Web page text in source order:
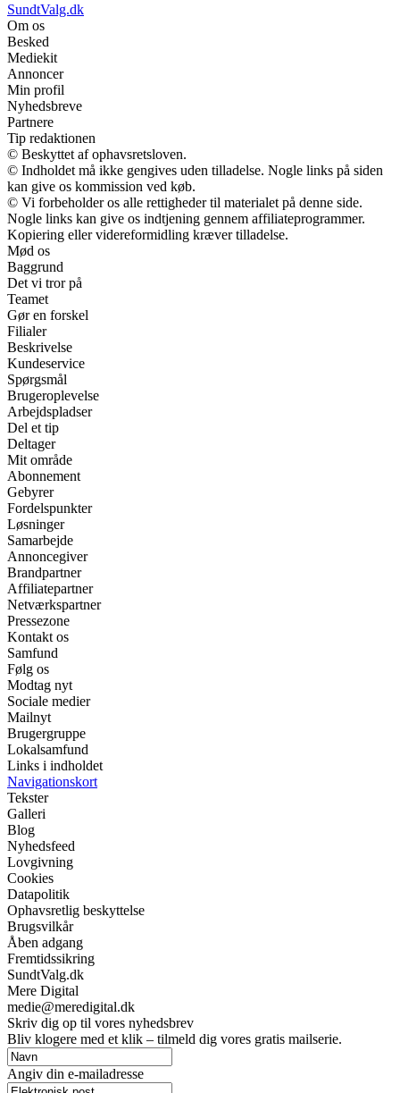
SundtValg.dk
Om os
Besked
Mediekit
Annoncer
Min profil
Nyhedsbreve
Partnere
Tip redaktionen
© Beskyttet af ophavsretsloven.
© Indholdet må ikke gengives uden tilladelse. Nogle links på siden
kan give os kommission ved køb.
© Vi forbeholder os alle rettigheder til materialet på denne side.
Nogle links kan give os indtjening gennem affiliateprogrammer.
Kopiering eller videreformidling kræver tilladelse.
Mød os
Baggrund
Det vi tror på
Teamet
Gør en forskel
Filialer
Beskrivelse
Kundeservice
Spørgsmål
Brugeroplevelse
Arbejdspladser
Del et tip
Deltager
Mit område
Abonnement
Gebyrer
Fordelspunkter
Løsninger
Samarbejde
Annoncegiver
Brandpartner
Affiliatepartner
Netværkspartner
Pressezone
Kontakt os
Samfund
Følg os
Modtag nyt
Sociale medier
Mailnyt
Brugergruppe
Lokalsamfund
Links i indholdet
Navigationskort
Tekster
Galleri
Blog
Nyhedsfeed
Lovgivning
Cookies
Datapolitik
Ophavsretlig beskyttelse
Brugsvilkår
Åben adgang
Fremtidssikring
SundtValg.dk
Mere Digital
medie@meredigital.dk
Skriv dig op til vores nyhedsbrev
Bliv klogere med et klik – tilmeld dig vores gratis mailserie.
Angiv din e-mailadresse